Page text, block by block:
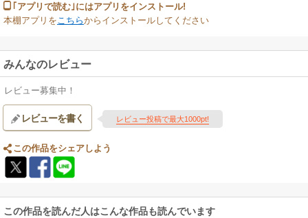
｢アプリで読む｣にはアプリをインストール!
本棚アプリを こちらからインストールしてください
みんなのレビュー
レビュー募集中！
レビューを書く レビュー投稿で最大1000pt!
この作品をシェアしよう
この作品を読んだ人はこんな作品も読んでいます